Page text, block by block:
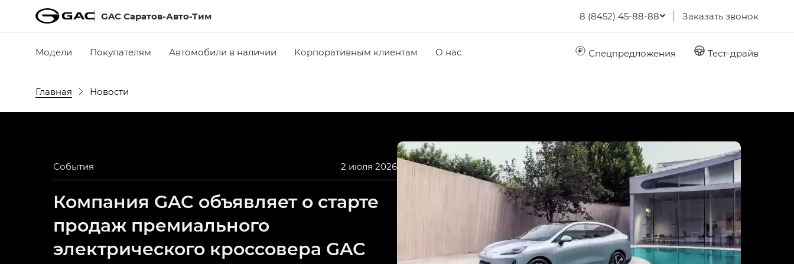
GAC Саратов-Авто-Тим 8 (8452) 45-88-88 Заказать звонок
Модели Покупателям Автомобили в наличии Корпоративным клиентам О нас Спецпредложения Тест-драйв
Главная Новости
События 2 июля 2026
Компания GAC объявляет о старте
продаж премиального
электрического кроссовера GAC